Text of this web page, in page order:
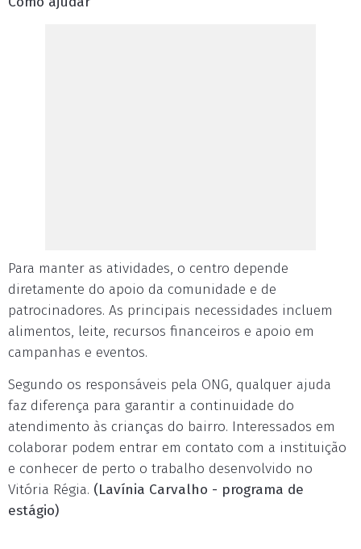
Para manter as atividades, o centro depende
diretamente do apoio da comunidade e de
patrocinadores. As principais necessidades incluem
alimentos, leite, recursos financeiros e apoio em
campanhas e eventos.
Segundo os responsáveis pela ONG, qualquer ajuda
faz diferença para garantir a continuidade do
atendimento às crianças do bairro. Interessados em
colaborar podem entrar em contato com a instituição
e conhecer de perto o trabalho desenvolvido no
Vitória Régia. (Lavínia Carvalho - programa de
estágio)